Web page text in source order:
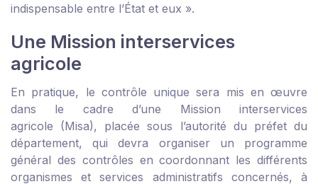
indispensable entre l’État et eux ».
Une Mission interservices
agricole
En pratique, le contrôle unique sera mis en œuvre
dans le cadre d’une Mission interservices
agricole (Misa), placée sous l’autorité du préfet du
département, qui devra organiser un programme
général des contrôles en coordonnant les différents
organismes et services administratifs concernés, à